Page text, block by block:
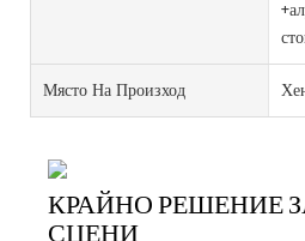
Място На Произход
КРАЙНО РЕШЕНИЕ
СЦЕНИ